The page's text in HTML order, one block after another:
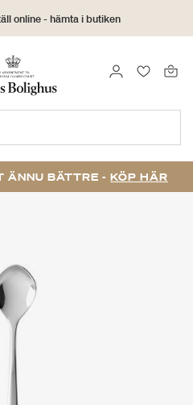
online - hämta i butiken
returrätt
LOGGA IN
ÄNNU BÄTTRE - KÖP HÄR